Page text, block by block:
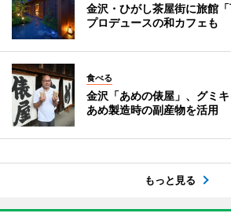
金沢・ひがし茶屋街に旅館
プロデュースの和カフェも
食べる
金沢「あめの俵屋」、グミ
あめ製造時の副産物を活用
もっと見る